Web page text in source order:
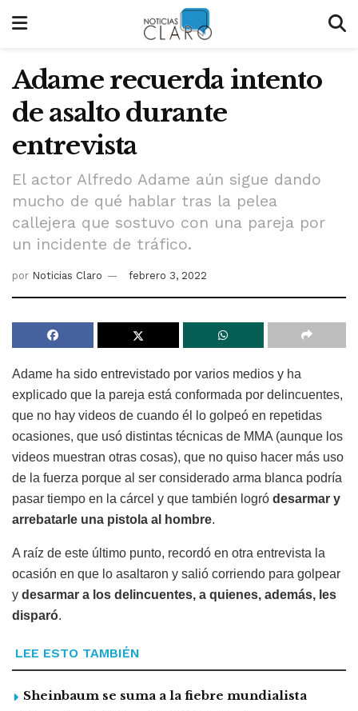
Adame recuerda intento
de asalto durante
entrevista
El actor Alfredo Adame aún sigue dando
mucho de qué hablar tras la pelea
callejera que sostuvo con una pareja por
un incidente de tráfico.
por Noticias Claro febrero 3, 2022
Adame ha sido entrevistado por varios medios y ha
explicado que la pareja está conformada por delincuentes,
que no hay videos de cuando él lo golpeó en repetidas
ocasiones, que usó distintas técnicas de MMA (aunque los
videos muestran otras cosas), que no quiso hacer más uso
de la fuerza porque al ser considerado arma blanca podría
pasar tiempo en la cárcel y que también logró desarmar y
arrebatarle una pistola al hombre.
A raíz de este último punto, recordó en otra entrevista la
ocasión en que lo asaltaron y salió corriendo para golpear
y desarmar a los delincuentes, a quienes, además, les
disparó.
LEE ESTO TAMBIÉN
Sheinbaum se suma a la fiebre mundialista